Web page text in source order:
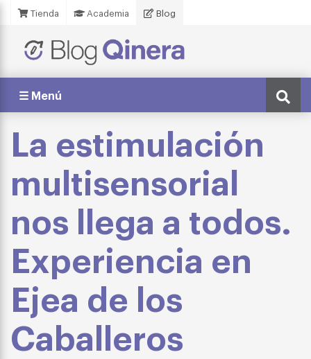
Tienda Academia Blog
☰ Menú
La estimulación
multisensorial
nos llega a todos.
Experiencia en
Ejea de los
Caballeros